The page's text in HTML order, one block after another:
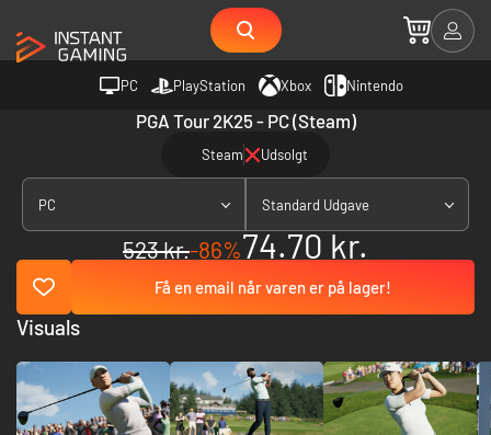
PC PlayStation Xbox Nintendo
PGA Tour 2K25 - PC (Steam)
Steam Udsolgt
PC Standard Udgave
523 kr.-86%74.70 kr.
Få en email når varen er på lager!
Visuals